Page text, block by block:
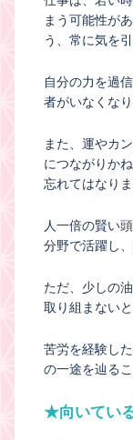
まう可能性が
う、常に気を
自分の力を過
者がいなくなり
また、運やカ
につながりか
忘れてはなりま
人一倍の賢い
分野で活躍し
ただ、少しの
取り組まない
苦労を経験し
の一途を辿るこ
★向いてい